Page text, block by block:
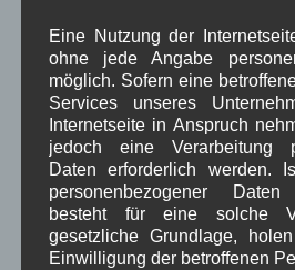
Bauernmarkt im
04.09.2016
Eine Nutzung der
ohne jede Angabe
möglich. Sofern eine
Services unseres
Internetseite in Anspruch
jedoch eine Verarbeitung
Daten erforderlich werden.
personenbezogener
besteht für eine solche
gesetzliche Grundlage,
Einwilligung der betroffenen